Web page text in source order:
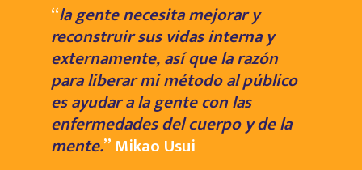
“la gente necesita mejorar y
reconstruir sus vidas interna y
externamente, así que la razón
para liberar mi método al público
es ayudar a la gente con las
enfermedades del cuerpo y de la
mente.” Mikao Usui